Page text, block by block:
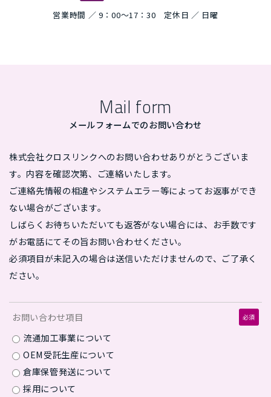
営業時間 ／ 9：00～17：30 定休日 ／ 日曜
Mail form
メールフォームでのお問い合わせ
株式会社クロスリンクへのお問い合わせありがとうございま
す。内容を確認次第、ご連絡いたします。
ご連絡先情報の相違やシステムエラー等によってお返事ができ
ない場合がございます。
しばらくお待ちいただいても返答がない場合には、お手数です
がお電話にてその旨お問い合わせください。
必須項目が未記入の場合は送信いただけませんので、ご了承く
ださい。
お問い合わせ項目 必須
流通加工事業について
OEM受託生産について
倉庫保管発送について
採用について